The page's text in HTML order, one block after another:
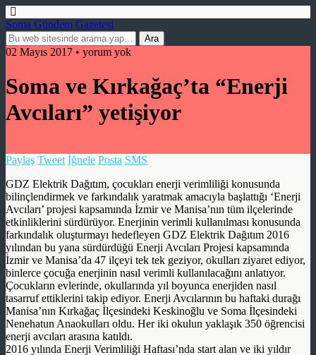
Soma Gündem Gazetesi
02 Mayıs 2017 • yorum yok
Soma ve Kırkağaç’ta “Enerji
Avcıları” yetişiyor
Paylaş Tweet İğnele Posta SMS
GDZ Elektrik Dağıtım, çocukları enerji verimliliği konusunda
bilinçlendirmek ve farkındalık yaratmak amacıyla başlattığı ‘Enerji
Avcıları’ projesi kapsamında İzmir ve Manisa’nın tüm ilçelerinde
etkinliklerini sürdürüyor. Enerjinin verimli kullanılması konusunda
farkındalık oluşturmayı hedefleyen GDZ Elektrik Dağıtım 2016
yılından bu yana sürdürdüğü Enerji Avcıları Projesi kapsamında
İzmir ve Manisa’da 47 ilçeyi tek tek geziyor, okulları ziyaret ediyor,
binlerce çocuğa enerjinin nasıl verimli kullanılacağını anlatıyor.
Çocukların evlerinde, okullarında yıl boyunca enerjiden nasıl
tasarruf ettiklerini takip ediyor. Enerji Avcılarının bu haftaki durağı
Manisa’nın Kırkağaç İlçesindeki Keskinoğlu ve Soma İlçesindeki
Nenehatun Anaokulları oldu. Her iki okulun yaklaşık 350 öğrencisi
enerji avcıları arasına katıldı.
2016 yılında Enerji Verimliliği Haftası’nda start alan ve iki yıldır